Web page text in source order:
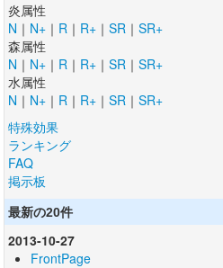
炎属性
N ｜ N+ ｜ R ｜ R+ ｜ SR ｜ SR+
森属性
N ｜ N+ ｜ R ｜ R+ ｜ SR ｜ SR+
水属性
N ｜ N+ ｜ R ｜ R+ ｜ SR ｜ SR+
特殊効果
ランキング
FAQ
掲示板
最新の20件
2013-10-27
FrontPage